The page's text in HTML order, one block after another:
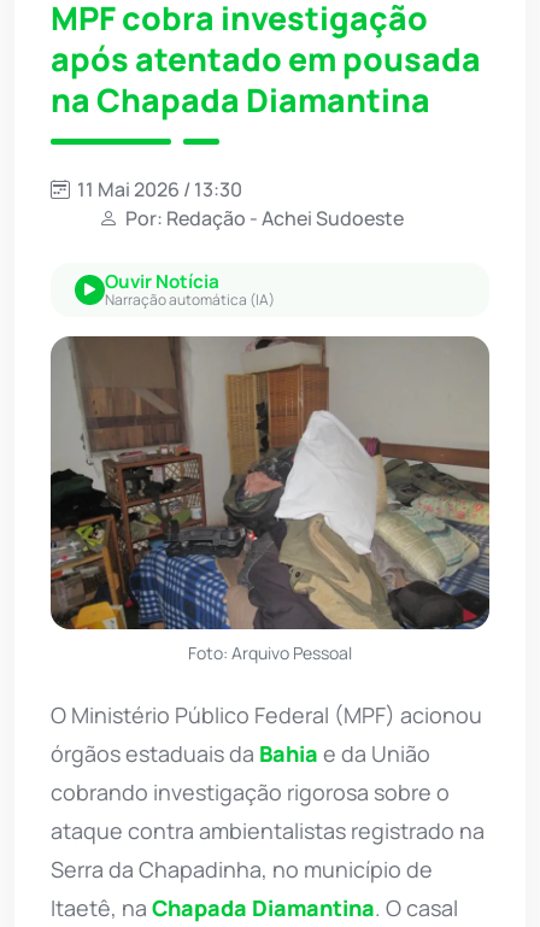
MPF cobra investigação
após atentado em pousada
na Chapada Diamantina
11 Mai 2026 / 13:30
Por: Redação - Achei Sudoeste
Ouvir Notícia
Narração automática (IA)
Foto: Arquivo Pessoal
O Ministério Público Federal (MPF) acionou
órgãos estaduais da Bahia e da União
cobrando investigação rigorosa sobre o
ataque contra ambientalistas registrado na
Serra da Chapadinha, no município de
Itaetê, na Chapada Diamantina. O casal